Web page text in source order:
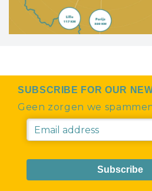
SUBSCRIBE FOR OUR
Geen zorgen we
Subscribe